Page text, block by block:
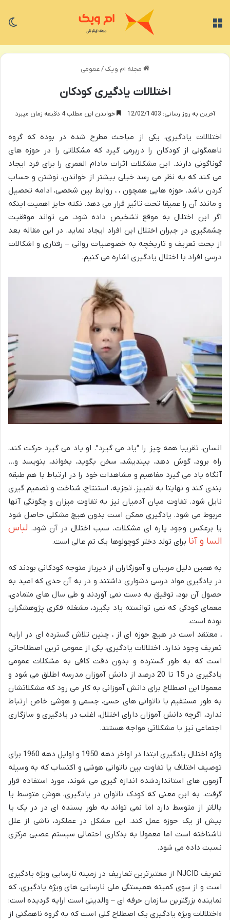
مجله ام ویک/عمومی
اختلالات یادگیری کودکان
آخرین به روز رسانی: 12/02/1403 خواندن این مطلب 4 دقیقه زمان میبرد
اختلالات یادگیری، یکی از مباحث مطرح شده در بوده که گروه
ناهمگونی از کودکان را دربرمی گیرد که مشکلاتی را در حوزه های
گوناگونی دارند. این مشکلات اثرات مادام العمری را برای فرد ایجاد
می کند که به نظر می رسد خیلی بیشتر از خواندن، نوشتن و حساب
کردن باشد. حوزه هایی همچون ، ، روابط بین شخصی، ادامه تحصیل
و مانند آن را عمیقا تحت تاثیر قرار می دهد. نکته حایز اهمیت اینکه
اگر این اختلال به موقع تشخیص داده شود، می تواند موفقیت
چشمگیری در جبران اختلال این افراد ایجاد نماید. در این مقاله بعد
از بحث تعریف و تاریخچه به خصوصیات روانی – رفتاری و اشکالات
درسی افراد با اختلال یادگیری اشاره می کنیم.
انسان، تقریبا همه چیز را “یاد می گیرد”. او یاد می گیرد حرکت کند،
راه برود، گوش دهد، بیندیشد، سخن بگوید، بخواند، بنویسد و…
آنگاه یاد می گیرد مفاهیم و مشاهدات خود را در ارتباط با هم طبقه
بندی کند و نهایتا به تمییز، تجزیه، استنتاج، شناخت و تصمیم گیری
نایل شود. تفاوت میان آدمیان نیز به تفاوت میزان و چگونگی آنها
مربوط می شود. یادگیری ممکن است بدون هیچ مشکلی حاصل شود
یا برعکس وجود پاره ای مشکلات، سبب اختلال در آن شود. لباس
السا و آنا برای تولد دختر کوچولوها یک تم عالی است.
به همین دلیل مربیان و آموزگاران از دیرباز متوجه کودکانی بودند که
در یادگیری مواد درسی دشواری داشتند و در به آن حدی که امید به
حصول آن بود، توفیق به دست نمی آوردند و طی سال های متمادی،
معمای کودکی که نمی توانسته یاد بگیرد، مشغله فکری پژوهشگران
بوده است.
، معتقد است در هیچ حوزه ای از ، چنین تلاش گسترده ای در ارایه
تعریف وجود ندارد. اختلالات یادگیری، یکی از عمومی ترین اصطلاحاتی
است که به طور گسترده و بدون دقت کافی به مشکلات عمومی
یادگیری در 15 تا 20 درصد از دانش آموزان مدرسه اطلاق می شود و
معمولا این اصطلاح برای دانش آموزانی به کار می رود که مشکلاتشان
به طور مستقیم با ناتوانی های حسی، جسمی و هوشی خاص ارتباط
ندارد، اگرچه دانش آموزان دارای اختلال، اغلب در یادگیری و سازگاری
اجتماعی نیز با مشکلاتی مواجه هستند.
واژه اختلال یادگیری ابتدا در اواخر دهه 1950 و اوایل دهه 1960 برای
توصیف اختلاف یا تفاوت بین ناتوانی هوشی و اکتساب که به وسیله
آزمون های استانداردشده اندازه گیری می شوند، مورد استفاده قرار
گرفت. به این معنی که کودک ناتوان در یادگیری، هوش متوسط یا
بالاتر از متوسط دارد اما نمی تواند به طور بسنده ای در در یک یا
بیش از یک حوزه عمل کند. این مشکل در عملکرد، ناشی از علل
ناشناخته است اما معمولا به بدکاری احتمالی سیستم عصبی مرکزی
نسبت داده می شود.
تعریف NJCID از معتبرترین تعاریف در زمینه نارسایی ویژه یادگیری
است و از سوی کمیته همبستگی ملی نارسایی های ویژه یادگیری، که
نماینده بزرگترین سازمان حرفه ای – والدینی است ارایه گردیده است:
«اختلالات ویژه یادگیری یک اصطلاح کلی است که به گروه ناهمگنی از